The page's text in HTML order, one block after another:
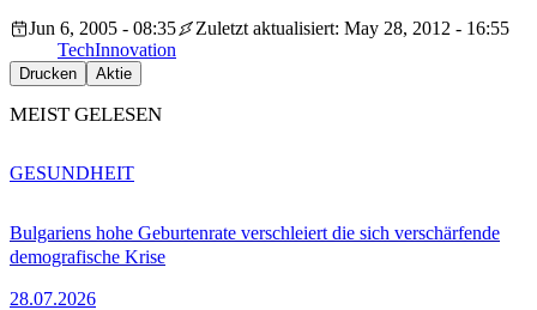
Jun 6, 2005 - 08:35
Zuletzt aktualisiert: May 28, 2012 - 16:55
TechInnovation
Drucken Aktie
MEIST GELESEN
Bulgariens hohe Geburtenrate verschleiert die sich verschärfende
demografische Krise
28.07.2026
GESUNDHEIT